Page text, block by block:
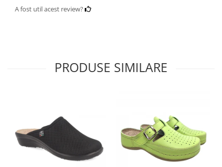
A fost util acest review?
PRODUSE SIMILARE